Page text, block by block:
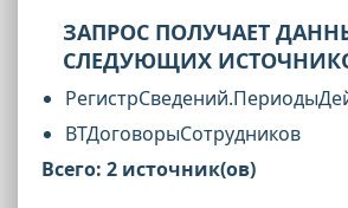
ЗАПРОС ПОЛУЧАЕТ
СЛЕДУЮЩИХ
ВТДоговорыСотрудников
Всего: 2 источник(ов)